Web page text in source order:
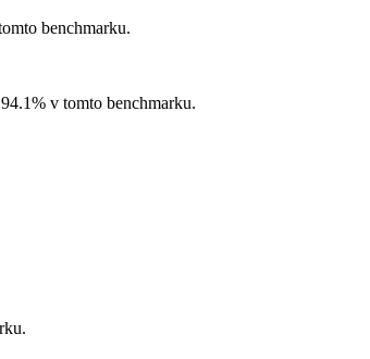
benchmarku.
v tomto benchmarku.